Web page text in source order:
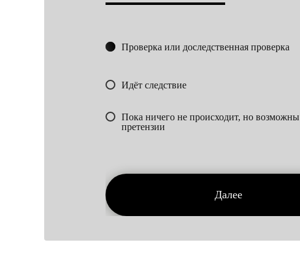
Проверка или доследственная проверка
Идёт следствие
Пока ничего не происходит, но возможны
претензии
Далее